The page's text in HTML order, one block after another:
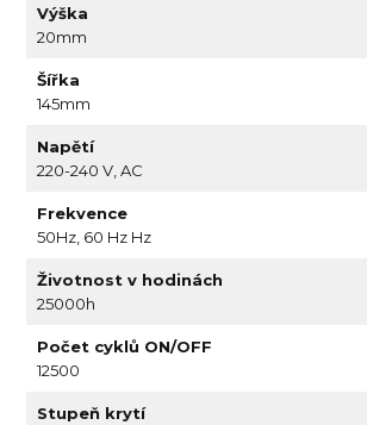
Výška
20mm
Šířka
145mm
Napětí
220-240 V, AC
Frekvence
50Hz, 60 Hz Hz
Životnost v hodinách
25000h
Počet cyklů ON/OFF
12500
Stupeň krytí